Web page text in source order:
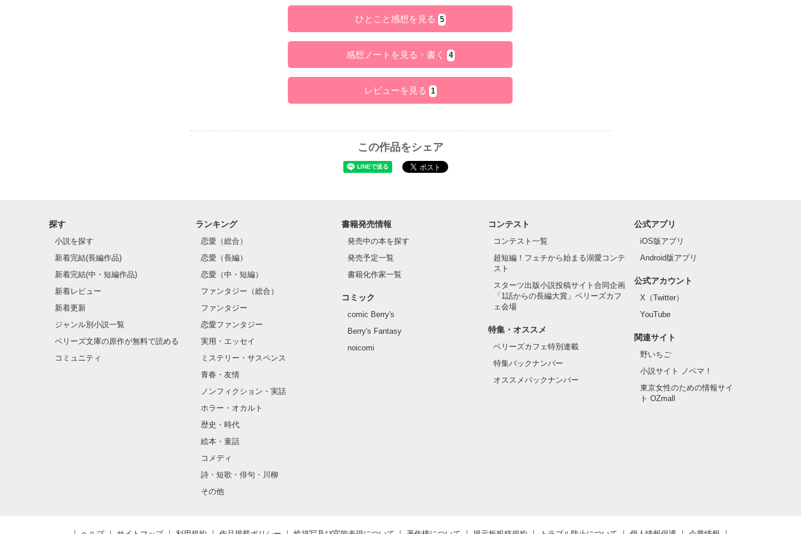
ひとこと感想を見る 5
感想ノートを見る・書く 4
レビューを見る 1
この作品をシェア
探す
小説を探す
新着完結(長編作品)
新着完結(中・短編作品)
新着レビュー
新着更新
ジャンル別小説一覧
ベリーズ文庫の原作が無料で読める
コミュニティ
ランキング
恋愛（総合）
恋愛（長編）
恋愛（中・短編）
ファンタジー（総合）
ファンタジー
恋愛ファンタジー
実用・エッセイ
ミステリー・サスペンス
青春・友情
ノンフィクション・実話
ホラー・オカルト
歴史・時代
絵本・童話
コメディ
詩・短歌・俳句・川柳
その他
書籍発売情報
発売中の本を探す
発売予定一覧
書籍化作家一覧
コミック
comic Berry's
Berry's Fantasy
noicomi
コンテスト
コンテスト一覧
超短編！フェチから始まる溺愛コンテ
スト
スターツ出版小説投稿サイト合同企画
「1話からの長編大賞」ベリーズカフ
ェ会場
特集・オススメ
ベリーズカフェ特別連載
特集バックナンバー
オススメバックナンバー
公式アプリ
iOS版アプリ
Android版アプリ
公式アカウント
X（Twitter）
YouTube
関連サイト
野いちご
小説サイト ノベマ！
東京女性のための情報サイ
ト OZmall